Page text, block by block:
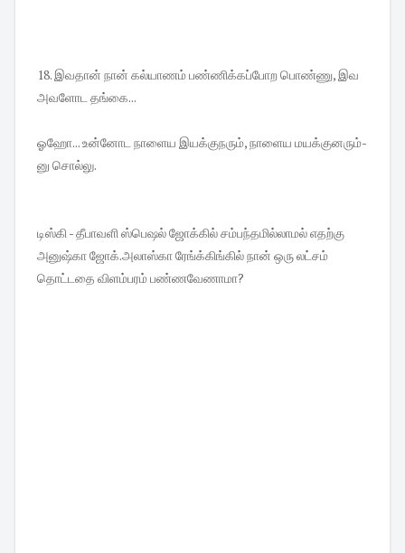
18. இவதான் நான் கல்யாணம் பண்ணிக்கப்போற பொண்ணு, இவ
அவளோட தங்கை...
ஓஹோ... உன்னோட நாளைய இயக்குநரும், நாளைய மயக்குனரும்-
னு சொல்லு.
டிஸ்கி - தீபாவளி ஸ்பெஷல் ஜோக்கில் சம்பந்தமில்லாமல் எதற்கு
அனுஷ்கா ஜோக்.அலாஸ்கா ரேங்க்கிங்கில் நான் ஒரு லட்சம்
தொட்டதை விளம்பரம் பண்ணவேணாமா?